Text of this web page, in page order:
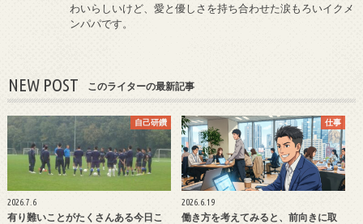
わいらしいけど、愛と優しさを持ち合わせた涙もろいイクメ
ンパパです。
NEW POST このライターの最新記事
自己研鑽
2026.7.6
有り難いことがたくさんある今日こ
仕事
2026.6.19
働き方を考えてみると、前向きに取